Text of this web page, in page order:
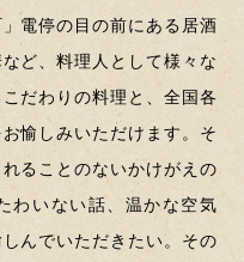
電停の目の前にある居酒
ど、料理人として様々な
だわりの料理と、全国各
愉しみいただけます。そ
ることのないかけがえの
わいない話、温かな空気
んでいただきたい。その